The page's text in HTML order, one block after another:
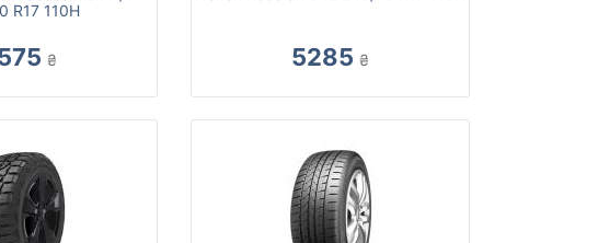
R17 110H
₴ 5285 ₴